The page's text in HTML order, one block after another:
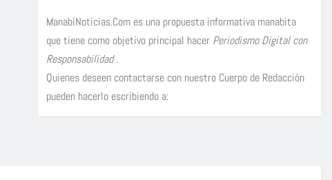
ManabíNoticias.Com es una propuesta informativa manabita
que tiene como objetivo principal hacer Periodismo Digital con
Responsabilidad.
Quienes deseen contactarse con nuestro Cuerpo de Redacción
pueden hacerlo escribiendo a: